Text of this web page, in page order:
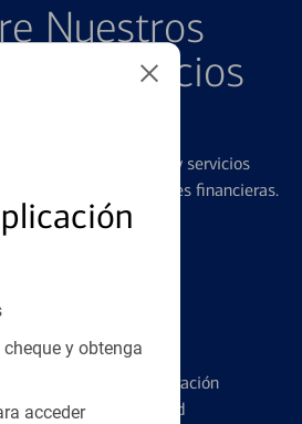
y obtenga
acceder
Nuestros
y Servicios
gama de productos y servicios
todas sus necesidades financieras.
de Crédito
de la administración
de crédito y la identidad